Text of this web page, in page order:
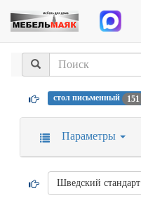
стол письменный 151
Параметры
Шведский стандарт